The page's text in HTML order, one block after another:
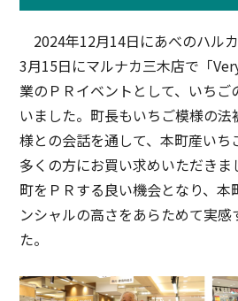
2024年12月14日にあべのハル
3月15日にマルナカ三木店で「
業のＰＲイベントとして、いち
いました。町長もいちご模様の
様との会話を通して、本町産いち
多くの方にお買い求めいただき
町をＰＲする良い機会となり、本
ンシャルの高さをあらためて実感
た。